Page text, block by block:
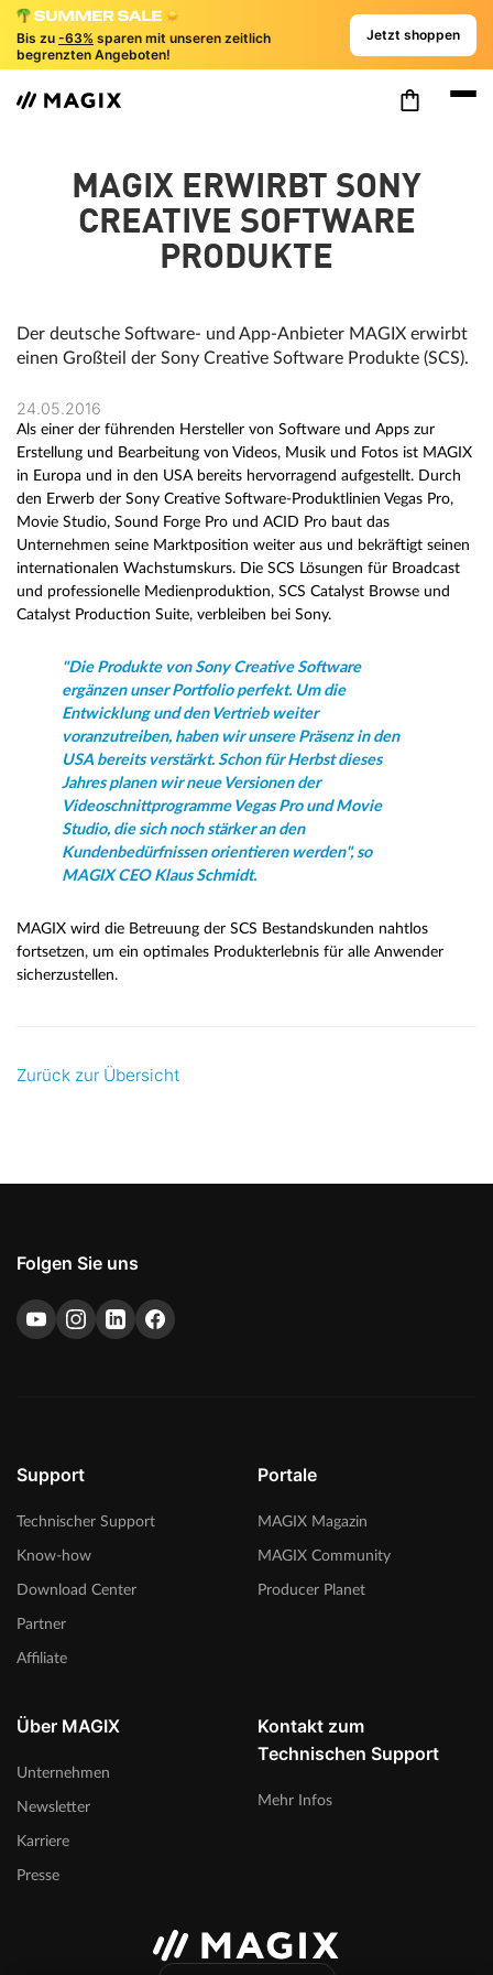
Bis zu -63% sparen mit unseren zeitlich
begrenzten Angeboten!
Jetzt shoppen
MAGIX ERWIRBT SONY
CREATIVE SOFTWARE
PRODUKTE
Der deutsche Software- und App-Anbieter MAGIX erwirbt
einen Großteil der Sony Creative Software Produkte (SCS).
24.05.2016
Als einer der führenden Hersteller von Software und Apps zur
Erstellung und Bearbeitung von Videos, Musik und Fotos ist MAGIX
in Europa und in den USA bereits hervorragend aufgestellt. Durch
den Erwerb der Sony Creative Software-Produktlinien Vegas Pro,
Movie Studio, Sound Forge Pro und ACID Pro baut das
Unternehmen seine Marktposition weiter aus und bekräftigt seinen
internationalen Wachstumskurs. Die SCS Lösungen für Broadcast
und professionelle Medienproduktion, SCS Catalyst Browse und
Catalyst Production Suite, verbleiben bei Sony.
"Die Produkte von Sony Creative Software
ergänzen unser Portfolio perfekt. Um die
Entwicklung und den Vertrieb weiter
voranzutreiben, haben wir unsere Präsenz in den
USA bereits verstärkt. Schon für Herbst dieses
Jahres planen wir neue Versionen der
Videoschnittprogramme Vegas Pro und Movie
Studio, die sich noch stärker an den
Kundenbedürfnissen orientieren werden", so
MAGIX CEO Klaus Schmidt.
MAGIX wird die Betreuung der SCS Bestandskunden nahtlos
fortsetzen, um ein optimales Produkterlebnis für alle Anwender
sicherzustellen.
Zurück zur Übersicht
Folgen Sie uns
Support
Technischer Support
Know-how
Download Center
Partner
Affiliate
Portale
MAGIX Magazin
MAGIX Community
Producer Planet
Über MAGIX
Unternehmen
Newsletter
Karriere
Presse
Kontakt zum
Technischen Support
Mehr Infos